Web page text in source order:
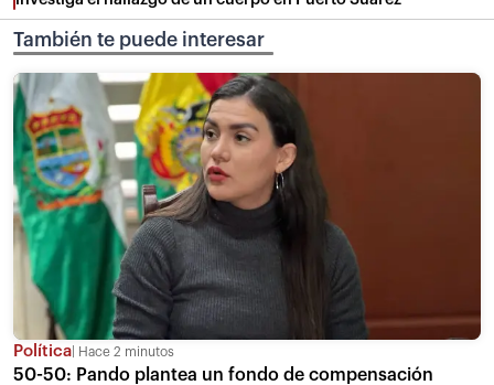
También te puede interesar
Política Hace 2 minutos
50-50: Pando plantea un fondo de compensación